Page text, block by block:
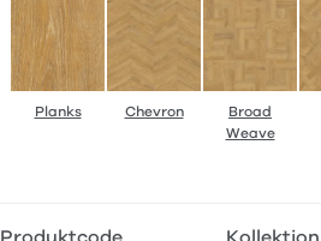
Planks Chevron
Broad
Weave